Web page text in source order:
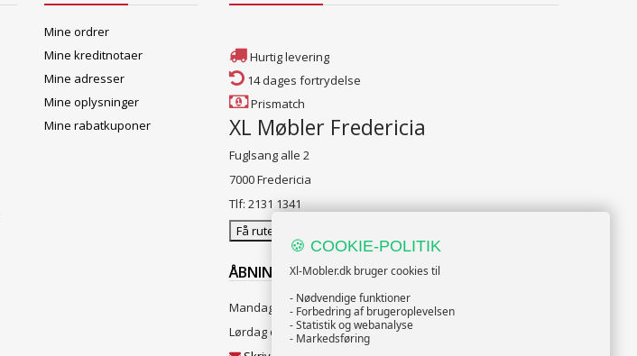
Mine ordrer
Mine kreditnotaer
Mine adresser
Mine oplysninger
Mine rabatkuponer
Hurtig levering
14 dages fortrydelse
Prismatch
XL Møbler Fredericia
Fuglsang alle 2
7000 Fredericia
Tlf: 2131 1341
Få rutevejledning
ÅBNINGSTIDER:
Mandag til Fredag 10:00 til 18:00
Lørdag og Søndag 10:00 til 16:00
🍪 COOKIE-POLITIK
Xl-Mobler.dk bruger cookies til
- Nødvendige funktioner
- Forbedring af brugeroplevelsen
- Statistik og webanalyse
- Markedsføring